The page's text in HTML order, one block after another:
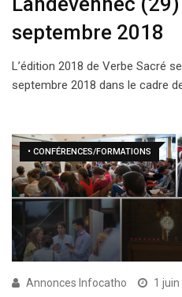
septembre 2018
L’édition 2018 de Verbe Sacré
septembre 2018 dans le cadre
• CONFÉRENCES/FORMATIONS
Annonces Infocatho 1